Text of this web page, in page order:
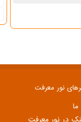
نور معرفت
ما
در نور معرفت